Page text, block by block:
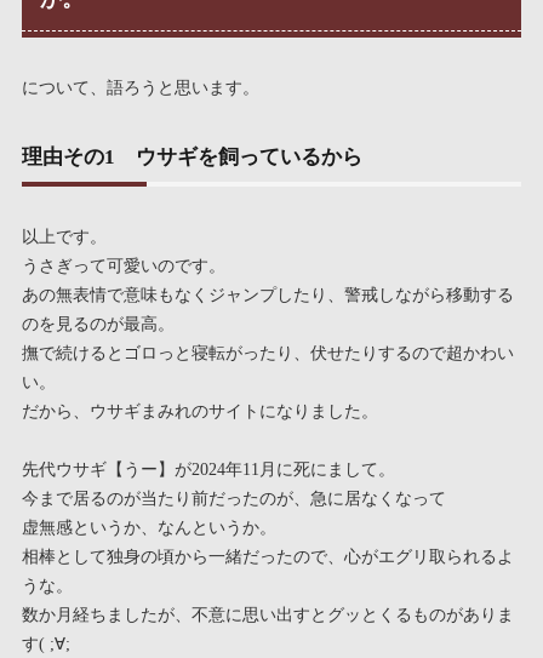
について、語ろうと思います。
理由その1 ウサギを飼っているから
以上です。
うさぎって可愛いのです。
あの無表情で意味もなくジャンプしたり、警戒しながら移動する
のを見るのが最高。
撫で続けるとゴロっと寝転がったり、伏せたりするので超かわい
い。
だから、ウサギまみれのサイトになりました。
先代ウサギ【うー】が2024年11月に死にまして。
今まで居るのが当たり前だったのが、急に居なくなって
虚無感というか、なんというか。
相棒として独身の頃から一緒だったので、心がエグリ取られるよ
うな。
数か月経ちましたが、不意に思い出すとグッとくるものがありま
す( ;∀;